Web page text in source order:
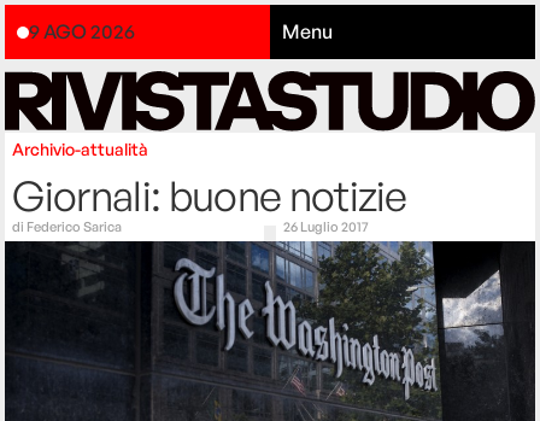
9 AGO 2026 Menu
Archivio-attualità
Giornali: buone notizie
di Federico Sarica 26 Luglio 2017